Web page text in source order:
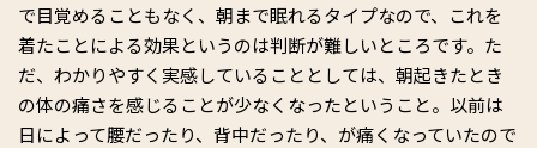
で目覚めることもなく、朝まで眠れるタイプなので、これを
着たことによる効果というのは判断が難しいところです。た
だ、わかりやすく実感していることとしては、朝起きたとき
の体の痛さを感じることが少なくなったということ。以前は
日によって腰だったり、背中だったり、が痛くなっていたので